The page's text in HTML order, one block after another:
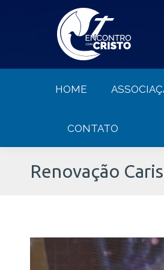
HOME
CONTATO
Renovação
HOME